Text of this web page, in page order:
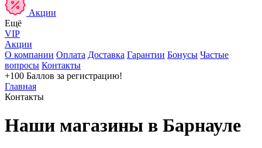
Акции
Ещё
VIP
Акции
О компании Оплата Доставка Гарантии Бонусы Частые
вопросы Контакты
+100 Баллов за регистрацию!
Главная
Контакты
Наши магазины в Барнауле